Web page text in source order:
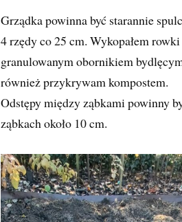
Grządka powinna być starannie
4 rzędy co 25 cm. Wykopałem
granulowanym obornikiem
również przykrywam kompostem.
Odstępy między ząbkami powinny
ząbkach około 10 cm.